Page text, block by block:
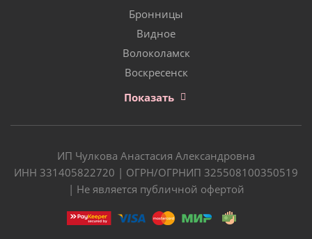
Бронницы
Видное
Волоколамск
Воскресенск
Показать
ИП Чулкова Анастасия Александровна
ИНН 331405822720 | ОГРН/ОГРНИП 325508100350519
| Не является публичной офертой